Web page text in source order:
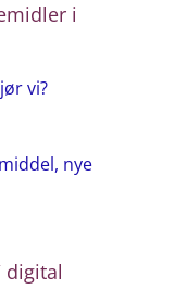
i
vi?
nye
digital